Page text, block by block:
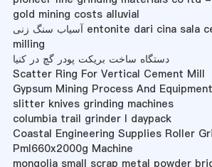
gold mining costs alluvial
آسیاب سنگ زنی entonite dari cina sala centre milling
milling
دستگاه ساخت بریکت پودر گچ در کنیا
Scatter Ring For Vertical Cement Mill
Gypsum Mining Process And
slitter knives grinding machines
columbia trail grinder l daypack
Coastal Engineering Supplies Roller
Pml660x2000g Machine
mongolia small scrap metal powder